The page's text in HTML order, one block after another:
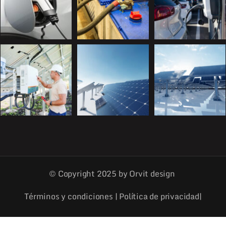
© Copyright 2025 byOrvit design
Términos y condiciones |Política de privacidad|